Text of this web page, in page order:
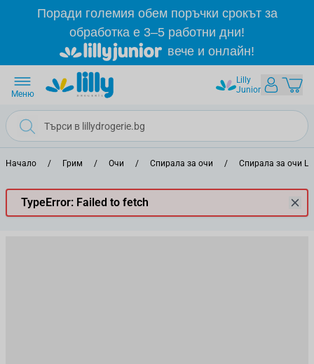
Прескачане към съдържанието
Поради големия обем поръчки срокът за
обработка е 3–5 работни дни!
вече и онлайн!
Lilly
Junior
Меню
Начало / Грим / Очи / Спирала за очи / Спирала за очи
TypeError: Failed to fetch